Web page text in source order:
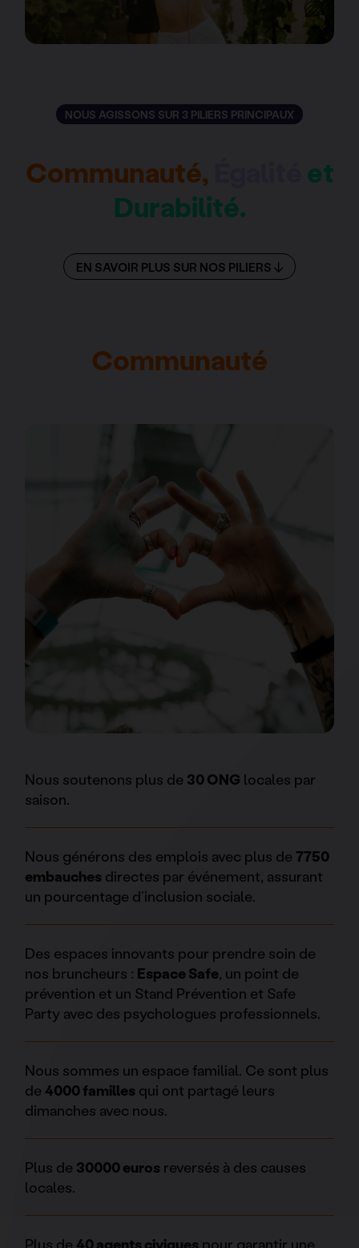
NOUS AGISSONS SUR 3 PILIERS PRINCIPAUX
Communauté,
et
Durabilité.
EN SAVOIR PLUS SUR NOS PILIERS
Communauté
Nous soutenons plus de 30 ONG locales par
saison.
Nous générons des emplois avec plus de 7750
embauches directes par événement, assurant
un pourcentage d’inclusion sociale.
Des espaces innovants pour prendre soin de
nos bruncheurs : Espace Safe, un point de
prévention et un Stand Prévention et Safe
Party avec des psychologues professionnels.
Nous sommes un espace familial. Ce sont plus
de 4000 familles qui ont partagé leurs
dimanches avec nous.
Plus de 30000 euros reversés à des causes
locales.
Plus de 40 agents civiques pour garantir une